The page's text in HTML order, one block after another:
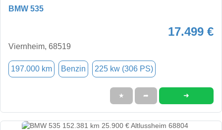
BMW 535
17.499 €
Viernheim, 68519
197.000 km Benzin 225 kw (306 PS)
★ ➦ ➜